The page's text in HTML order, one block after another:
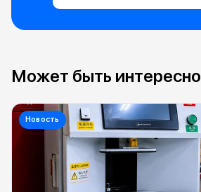
Может быть интересно
Новость